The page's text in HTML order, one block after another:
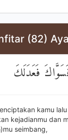
(82)
فَعَدَلَكَ
kamu lalu
kejadianmu dan
seimbang,